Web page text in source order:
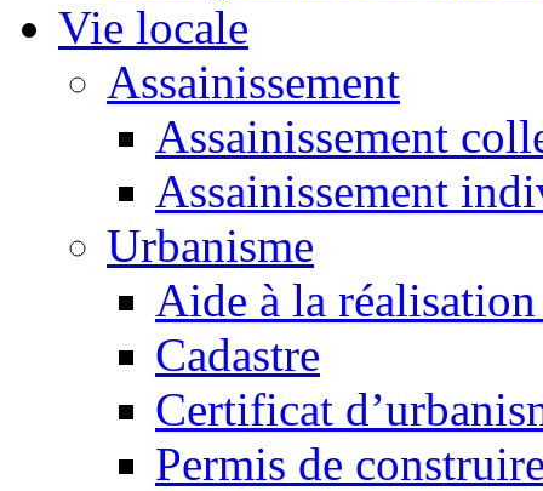
Vie locale
Assainissement
Assainissement
Assainissement
Urbanisme
Aide à la réalisation
Cadastre
Certificat
Permis de